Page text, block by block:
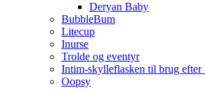
Deryan Baby
BubbleBum
Litecup
Inurse
Trolde og eventyr
Intim-skylleflasken til brug efter
Oopsy